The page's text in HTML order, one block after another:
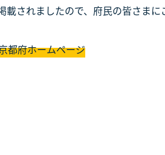
されましたので、府民の皆さまに
都府ホームページ